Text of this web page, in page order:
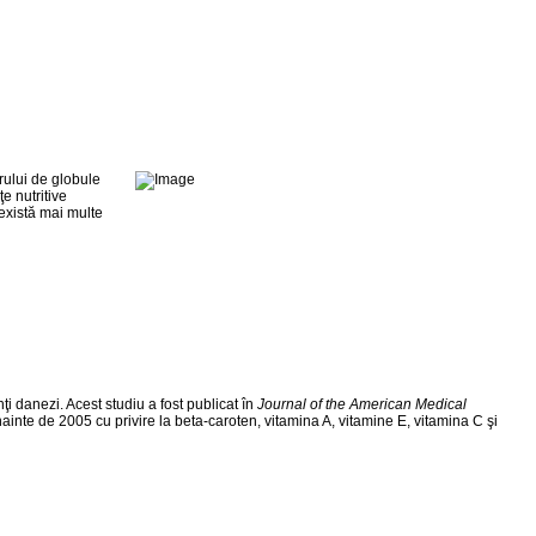
de globule
nutritive
mai multe
danezi. Acest studiu a fost publicat în Journal of the American Medical
de 2005 cu privire la beta-caroten, vitamina A, vitamine E, vitamina C şi